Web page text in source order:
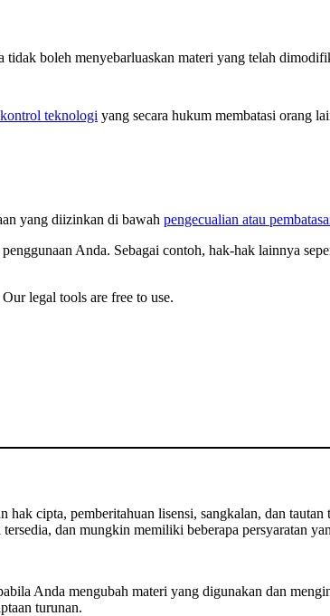
tidak boleh menyebarluaskan materi yang telah
teknologi yang secara hukum membatasi orang
yang diizinkan di bawah pengecualian atau
Anda. Sebagai contoh, hak-hak lainnya
legal tools are free to use.
cipta, pemberitahuan lisensi, sangkalan, dan tautan
dan mungkin memiliki beberapa persyaratan
Anda mengubah materi yang digunakan dan
turunan.